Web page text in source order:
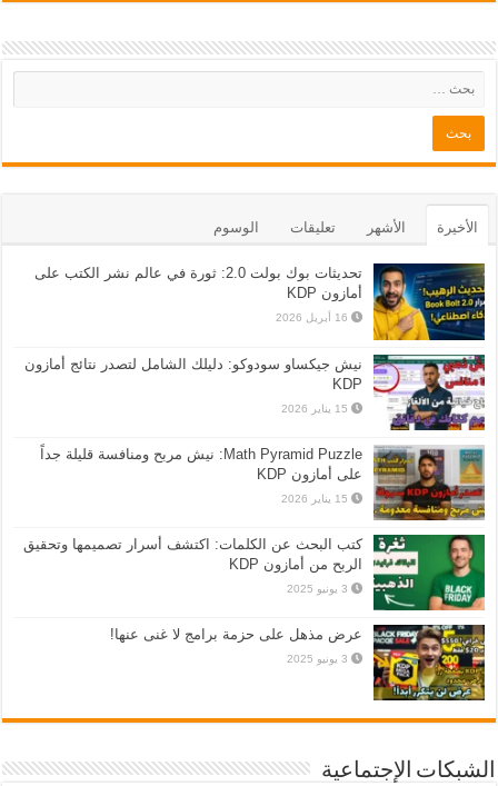
الأخيرة الأشهر تعليقات الوسوم
تحديثات بوك بولت 2.0: ثورة في عالم نشر الكتب على
أمازون KDP
16 أبريل 2026
نيش جيكساو سودوكو: دليلك الشامل لتصدر نتائج أمازون
KDP
15 يناير 2026
Math Pyramid Puzzle: نيش مربح ومنافسة قليلة جداً
على أمازون KDP
15 يناير 2026
كتب البحث عن الكلمات: اكتشف أسرار تصميمها وتحقيق
الربح من أمازون KDP
3 يونيو 2025
عرض مذهل على حزمة برامج لا غنى عنها!
3 يونيو 2025
الشبكات الإجتماعية